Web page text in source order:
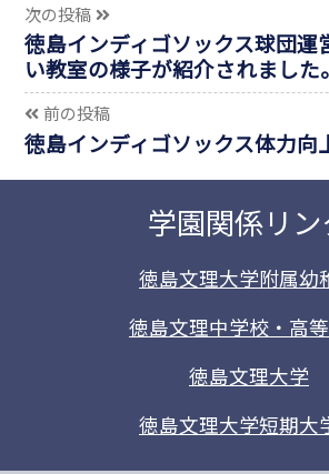
次の投稿
徳島インディゴソックス球団運
い教室の様子が紹介されました。
前の投稿
徳島インディゴソックス体力向
学園関係リン
徳島文理大学附属幼
徳島文理中学校・高
徳島文理大学
徳島文理大学短期大